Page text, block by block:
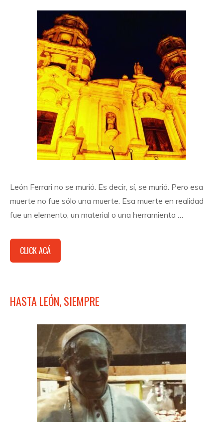
León Ferrari no se murió. Es decir, sí, se murió. Pero esa
muerte no fue sólo una muerte. Esa muerte en realidad
fue un elemento, un material o una herramienta …
CLICK ACÁ
HASTA LEÓN, SIEMPRE